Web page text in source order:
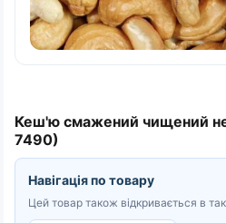
Кеш'ю смажений чищений
7490)
Навігація по товару
Цей товар також відкривається в